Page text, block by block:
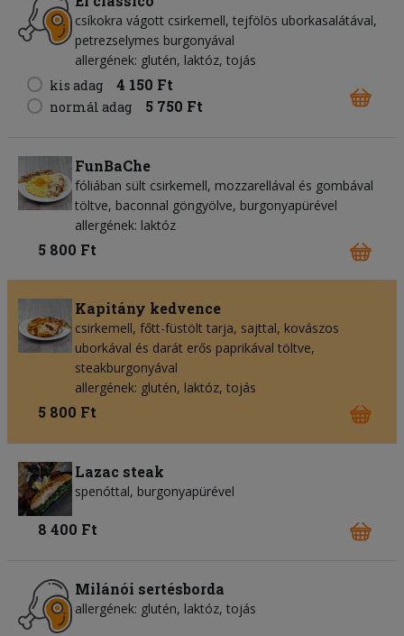
csíkokra vágott csirkemell, tejfölös uborkasalátával,
petrezselymes burgonyával
allergének: glutén, laktóz, tojás
kis adag
4 150 Ft
normál adag 5 750 Ft
FunBaChe
fóliában sült csirkemell, mozzarellával és gombával
töltve, baconnal göngyölve, burgonyapürével
allergének: laktóz
5 800 Ft
Kapitány kedvence
csirkemell, főtt-füstölt tarja, sajttal, kovászos
uborkával és darát erős paprikával töltve,
steakburgonyával
allergének: glutén, laktóz, tojás
5 800 Ft
Lazac steak
spenóttal, burgonyapürével
8 400 Ft
Milánói sertésborda
allergének: glutén, laktóz, tojás